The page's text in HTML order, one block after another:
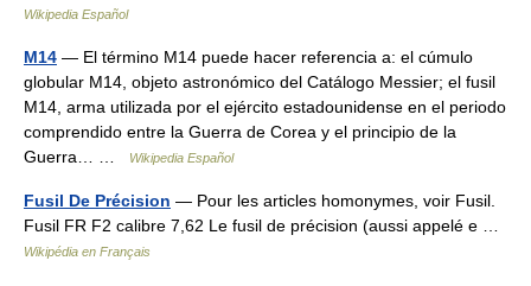
Wikipedia Español
M14 — El término M14 puede hacer referencia a: el cúmulo
globular M14, objeto astronómico del Catálogo Messier; el fusil
M14, arma utilizada por el ejército estadounidense en el periodo
comprendido entre la Guerra de Corea y el principio de la
Guerra… …
Wikipedia Español
Fusil De Précision — Pour les articles homonymes, voir Fusil.
Fusil FR F2 calibre 7,62 Le fusil de précision (aussi appelé e …
Wikipédia en Français